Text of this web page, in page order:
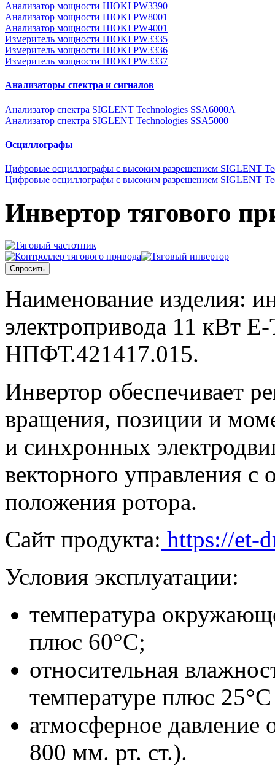
Анализатор мощности HIOKI PW3390
Анализатор мощности HIOKI PW8001
Анализатор мощности HIOKI PW4001
Измеритель мощности HIOKI PW3335
Измеритель мощности HIOKI PW3336
Измеритель мощности HIOKI PW3337
Анализаторы спектра и сигналов
Анализатор спектра SIGLENT Technologies SSA6000A
Анализатор спектра SIGLENT Technologies SSA5000
Осциллографы
Цифровые осциллографы с высоким разрешением SIGLENT
Цифровые осциллографы с высоким разрешением SIGLENT
Инвертор тягового
Спросить
Наименование изделия:
электропривода 11 кВт
НПФТ.421417.015.
Инвертор обеспечивает
вращения, позиции и
и синхронных
векторного управления с
положения ротора.
Сайт продукта: https://et-
Условия эксплуатации:
температура
плюс 60°С;
относительная
температуре плюс
атмосферное
800 мм. рт. ст.).